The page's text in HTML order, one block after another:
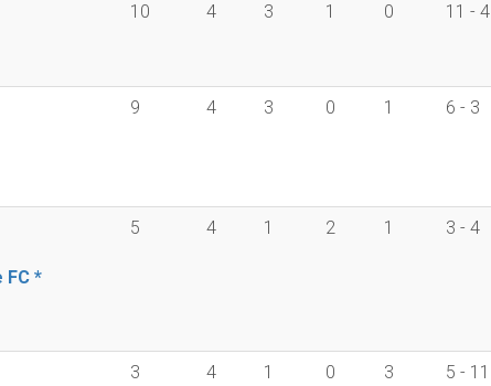
10 4 3 1 0 11 - 4
9 4 3 0 1 6 - 3
FC *
5 4 1 2 1 3 - 4
3 4 1 0 3 5 - 11